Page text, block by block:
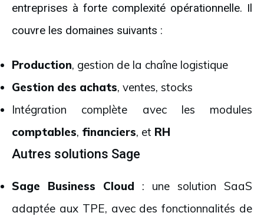
entreprises à forte complexité opérationnelle. Il
couvre les domaines suivants :
Production, gestion de la chaîne logistique
Gestion des achats, ventes, stocks
Intégration complète avec les modules
comptables, financiers, et RH
Autres solutions Sage
Sage Business Cloud : une solution SaaS
adaptée aux TPE, avec des fonctionnalités de